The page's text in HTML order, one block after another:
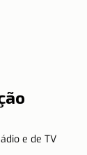
e de TV